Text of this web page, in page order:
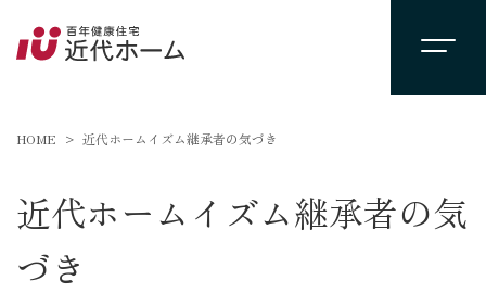
HOME 近代ホームイズム継承者の気づき
近代ホームイズム継承者の気
づき